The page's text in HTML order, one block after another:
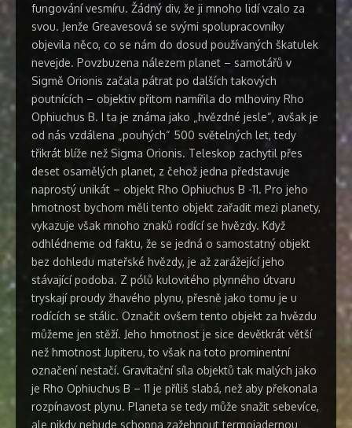
fungování vesmíru. Žádný div, že ji mnoho lidí vzalo za
svou. Jenže Greavesová se svými spolupracovníky
objevila něco, co se nám do dosud používaných škatulek
nevejde. Povzbuzena nálezem planet – samotářů v
Sigmě Orionis začala pátrat po dalších takových
poutnících – objektiv přitom namířila do mlhoviny Rho
Ophiuchus B. I ta je známa jako „hvězdné jesle“, avšak je
od nás vzdálena „pouhých“ 500 světelných let, tedy
třikrát blíže než Sigma Orionis. Teleskop zachytil přes
deset osamělých planet, z čehož jedna představuje
naprostý unikát – objekt Rho Ophiuchus B -11. Pro jeho
hmotnost bychom měli tento objekt zařadit mezi planety,
vykazuje však mnoho znaků rodící se hvězdy. Když
odhlédneme od faktu, že se jedná o samostatný objekt
bez dohledu mateřské hvězdy, je až zarážející jeho
stávající podoba. Z pólů kulovitého plynného útvaru
tryskají proudy žhavého plynu, přesně jako tomu je u
rodících se stálic. Označit ovšem tento objekt za hvězdu
můžeme jen stěží. Jeho hmotnost je sice devětkrát větší
než hmotnost Jupiteru, to však na toto prominentní
označení nestačí. Gravitační síla objektů tak malých jako
je Rho Ophiuchus B – 11 je příliš slabá, než aby překonala
rozpínavost plynu. Planeta se tedy může snažit sebevíce,
ale nikdy nebude schopna zažehnout termojadernou